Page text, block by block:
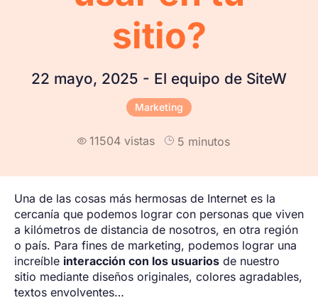
sitio?
22 mayo, 2025 - El equipo de SiteW
Marketing
 11504 vistas 5 minutos
Una de las cosas más hermosas de Internet es la
cercanía que podemos lograr con personas que viven
a kilómetros de distancia de nosotros, en otra región
o país. Para fines de marketing, podemos lograr una
increíble interacción con los usuarios de nuestro
sitio mediante diseños originales, colores agradables,
textos envolventes…